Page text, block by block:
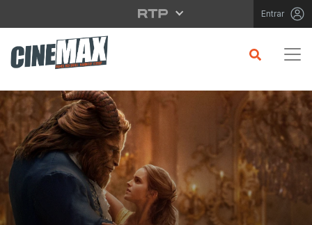
Saltar para o conteúdo principal Entrar